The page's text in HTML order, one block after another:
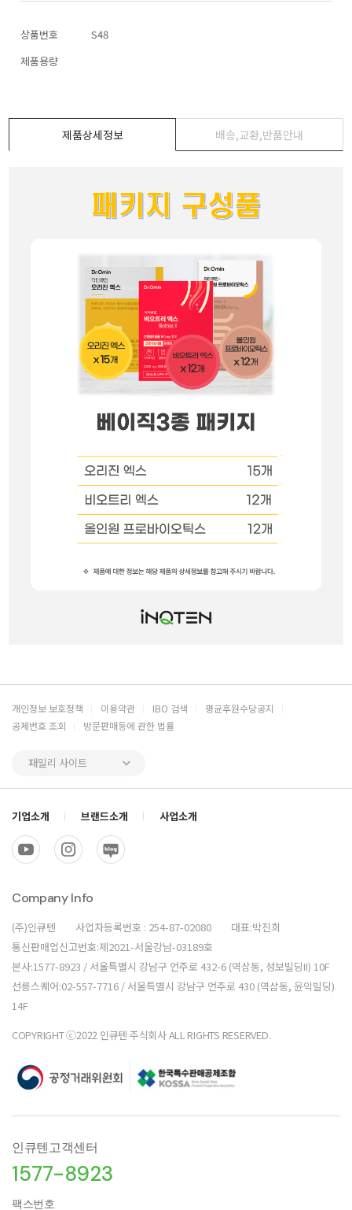
상품번호
S48
제품용량
제품상세정보 배송,교환,반품안내
개인정보 보호정책 이용약관 IBO 검색
평균후원수당공지
공제번호 조회
방문판매등에 관한 법률
패밀리 사이트
기업소개 브랜드소개 사업소개
Company Info
(주)인큐텐 사업자등록번호 : 254-87-02080
대표:박진희
통신판매업신고번호:제2021-서울강남-03189호
본사:1577-8923 / 서울특별시 강남구 언주로 432-6 (역삼동, 성보빌딩II) 10F
선릉스퀘어:02-557-7716 / 서울특별시 강남구 언주로 430 (역삼동, 윤익빌딩)
14F
COPYRIGHT ⓒ2022 인큐텐 주식회사 ALL RIGHTS RESERVED.
인큐텐고객센터
1577-8923
팩스번호